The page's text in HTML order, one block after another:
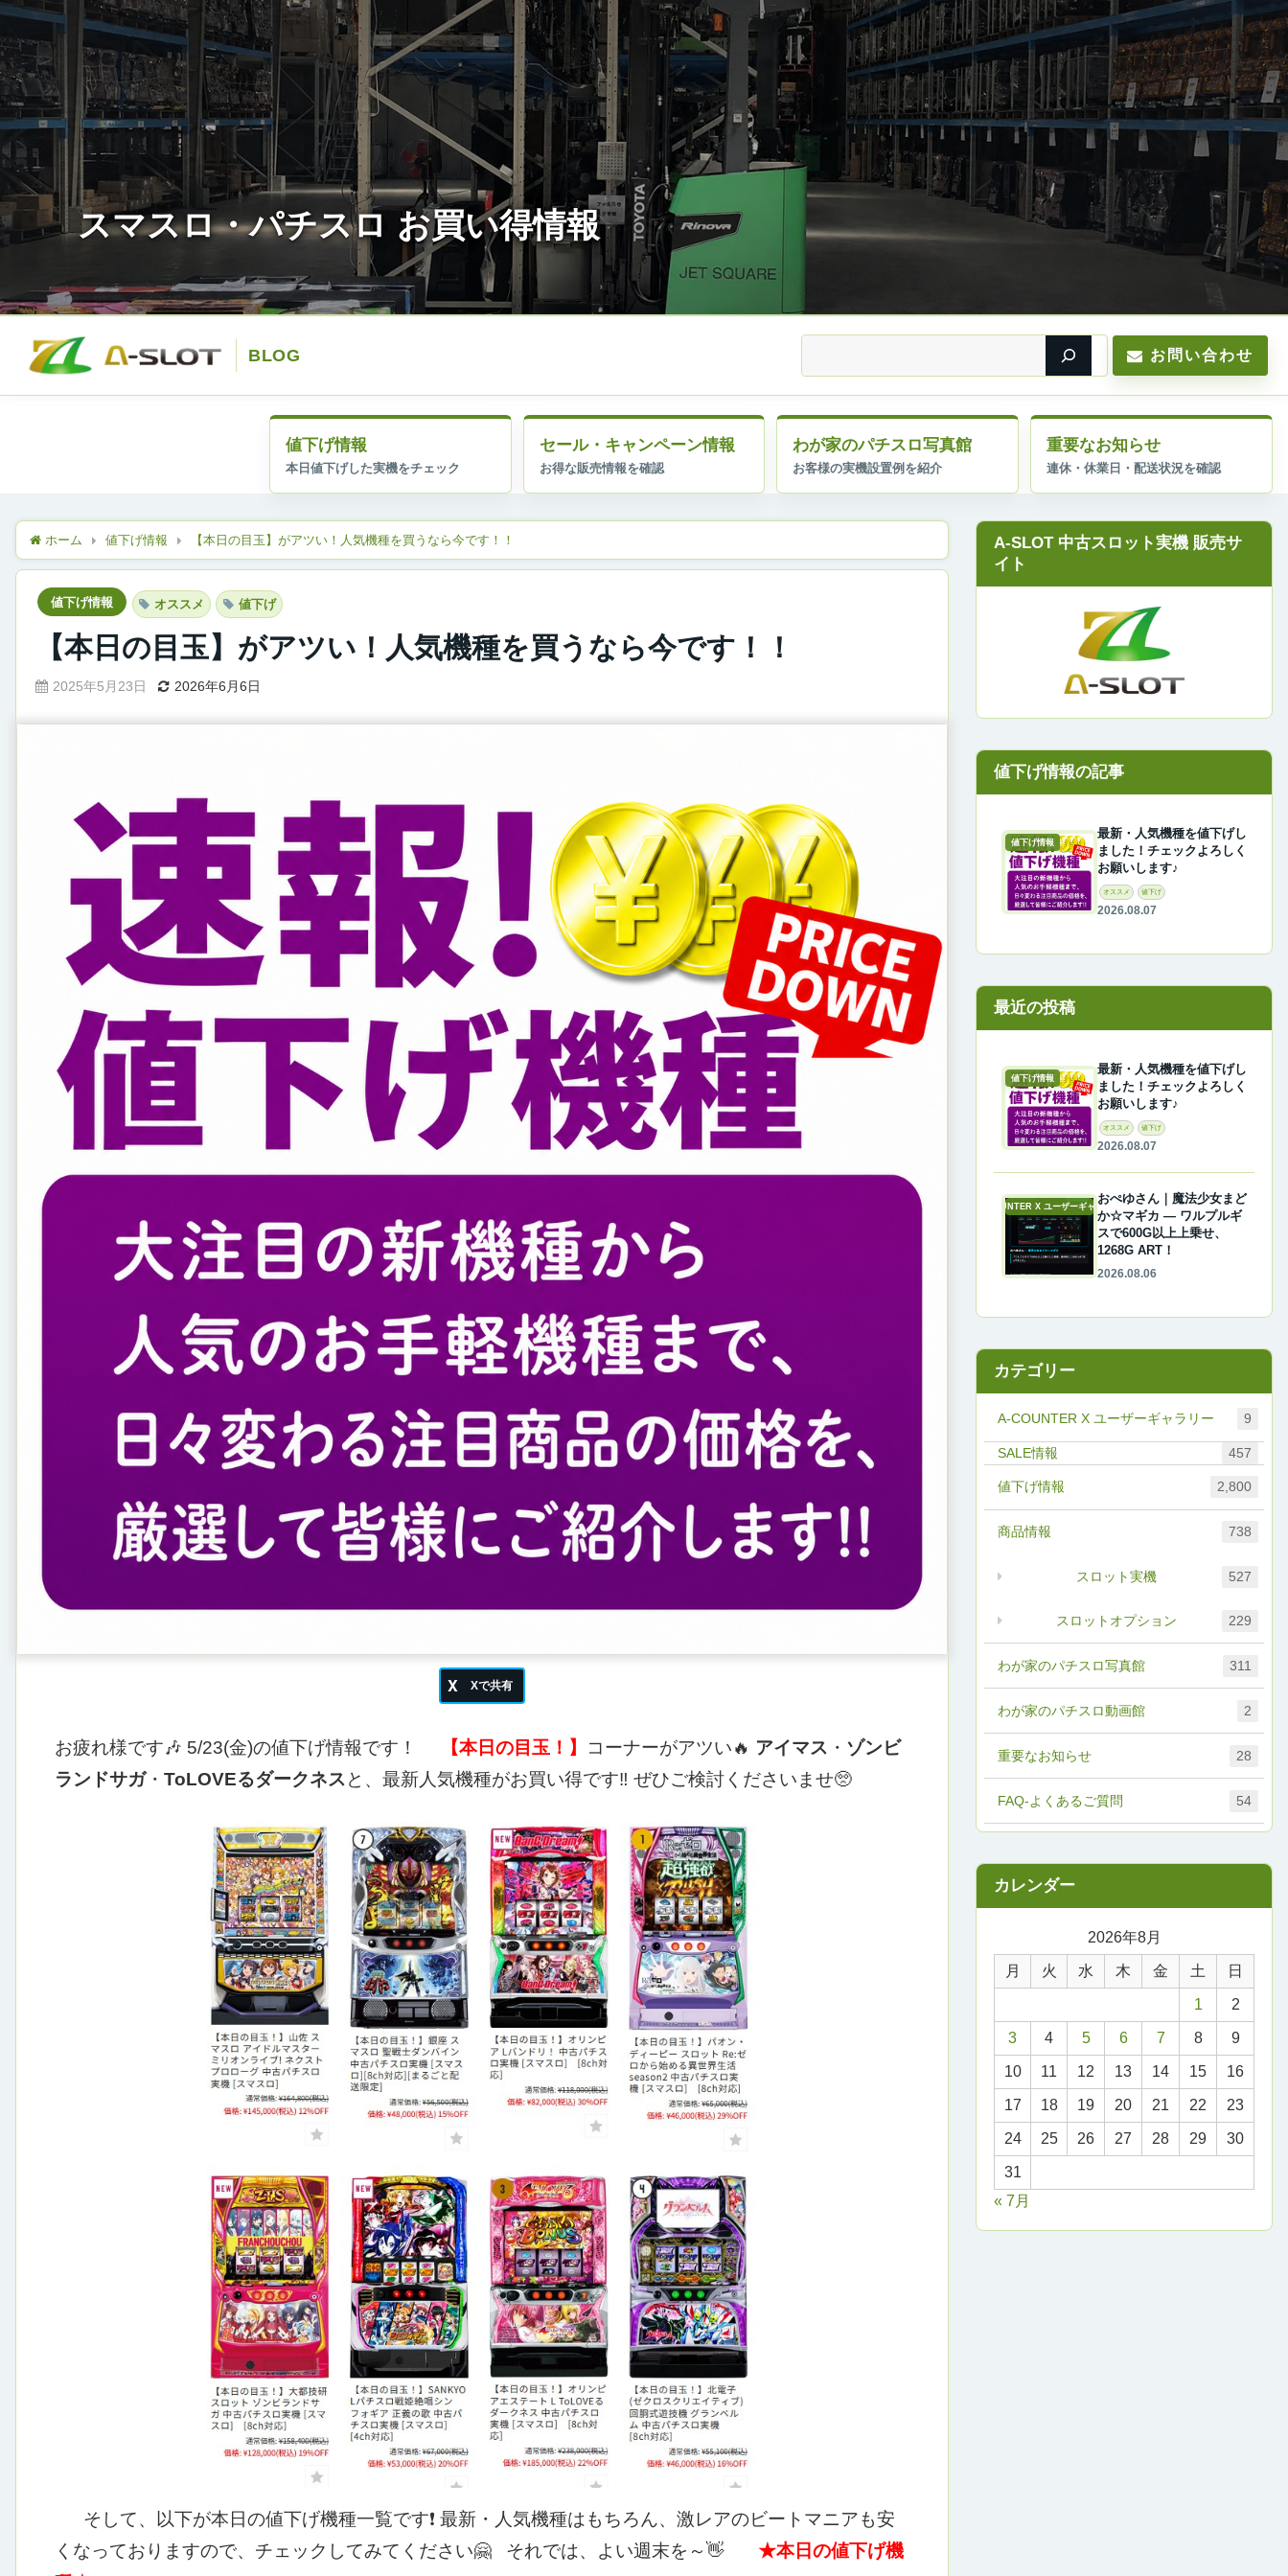
お問い合わせ
値下げ情報 セール・キャンペーン情報 わが家のパチスロ写真館 重要なお知らせ
ホーム 値下げ情報 【本日の目玉】がアツい！人気機種を買うなら今です！！
値下げ情報 オススメ 値下げ
【本日の目玉】がアツい！人気機種を買うなら今です！！
2025年5月23日 2026年6月6日
お疲れ様です🎶 5/23(金)の値下げ情報です！ 【本日の目玉！】 コーナーがアツい🔥 アイマス ・ ゾンビ
ランドサガ・ ToLOVEるダークネスと、最新人気機種がお買い得です‼️ ぜひご検討くださいませ🥺
そして、以下が本日の値下げ機種一覧です❗ 最新・人気機種はもちろん、激レアのビートマニアも安
くなっておりますので、チェックしてみてください🤗
それでは、よい週末を～👋
★本日の値下げ機
A-SLOT 中古スロット実機 販売サ
イト
値下げ情報
最新・人気機種を値下げし
ました！チェックよろしく
お願いします♪
オススメ 値下げ
2026.08.07
最近の投稿
値下げ情報
最新・人気機種を値下げし
ました！チェックよろしく
お願いします♪
オススメ 値下げ
2026.08.07
A-COUNTER X ユーザーギャラリー
おぺゆさん｜魔法少女まど
か☆マギカ ― ワルプルギ
スで600G以上上乗せ、
1268G ART！
2026.08.06
カテゴリー
A-COUNTER X ユーザーギャラリー 9
FAQ-よくあるご質問 54
457
わが家のパチスロ写真館 311
わが家のパチスロ動画館 2
値下げ情報 2,800
商品情報 738
スロットオプション 229
スロット実機 527
重要なお知らせ 28
2026年8月
月 火 水 木 金 土 日
1 2
3 4 5 6 7 8 9
10 11 12 13 14 15 16
17 18 19 20 21 22 23
24 25 26 27 28 29 30
31
« 7月